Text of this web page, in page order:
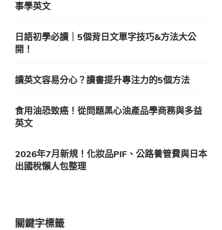
事學英文
日語初學必讀｜5個背日文單字技巧&方法大公
開！
讀英文容易分心？讀書提升專注力的5個方法
食用油恐致癌！從問題黑心油產品學商務與多益
英文
2026年7月新規！化妝品PIF、公路養管費與日本
出國稅懶人包整理
關鍵字標籤